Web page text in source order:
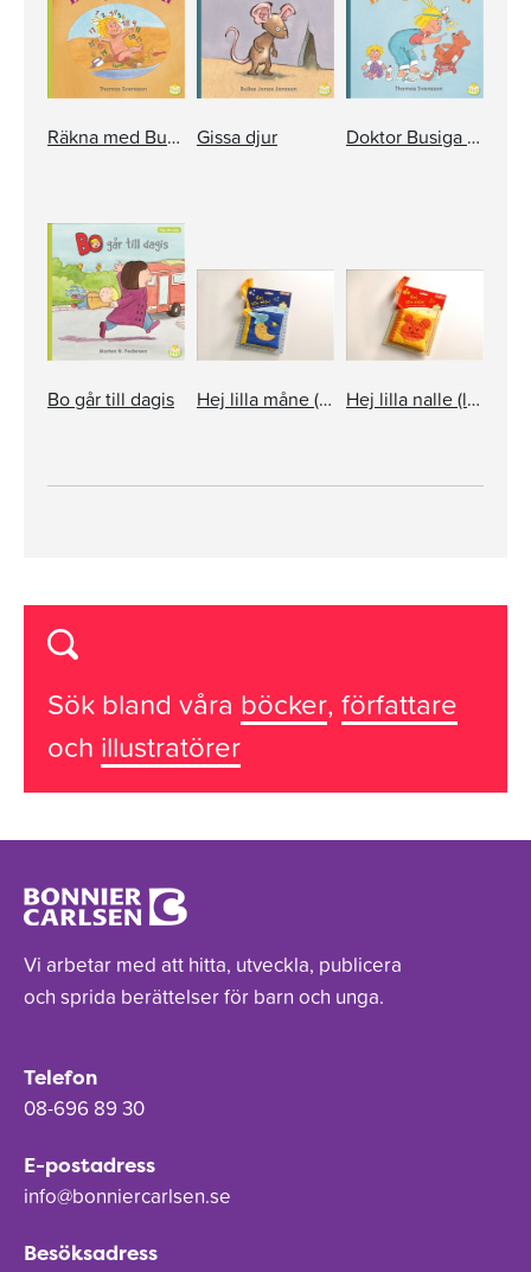
Räkna med Busiga Bebben Gissa djur Doktor Busiga Bebben
Bo går till dagis Hej lilla måne (liten tygbok som kan hänga) Hej lilla nalle (liten tygbok som kan hänga)
Sök bland våra böcker, författare
och illustratörer
Vi arbetar med att hitta, utveckla, publicera
och sprida berättelser för barn och unga.
Telefon
08-696 89 30
E-postadress
info@bonniercarlsen.se
Besöksadress